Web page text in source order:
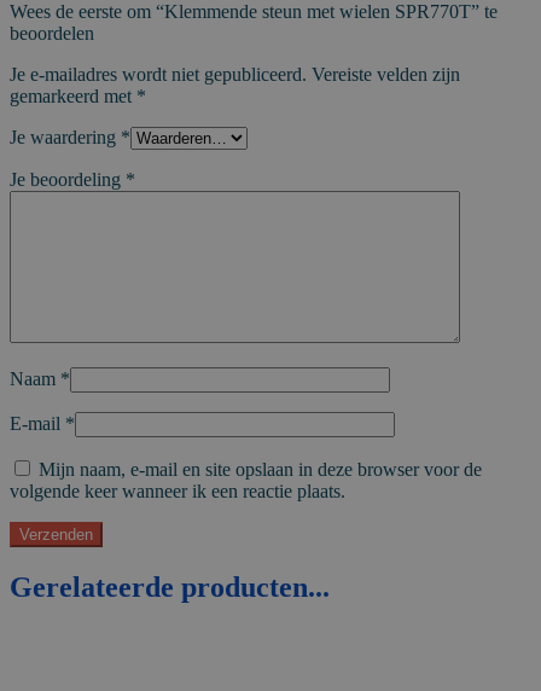
Wees de eerste om “Klemmende steun met wielen SPR770T” te
beoordelen
Je e-mailadres wordt niet gepubliceerd. Vereiste velden zijn
gemarkeerd met *
Je waardering *
Je beoordeling *
Naam *
E-mail *
Mijn naam, e-mail en site opslaan in deze browser voor de
volgende keer wanneer ik een reactie plaats.
Gerelateerde producten...